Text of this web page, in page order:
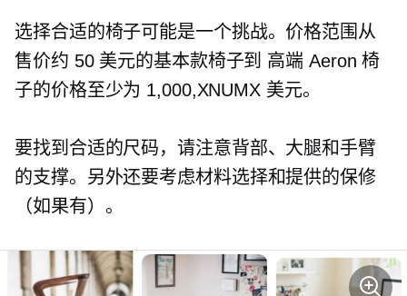
选择合适的椅子可能是一个挑战。价格范围从
售价约 50 美元的基本款椅子到 高端 Aeron 椅
子的价格至少为 1,000,​​XNUMX 美元。
要找到合适的尺码，请注意背部、大腿和手臂
的支撑。另外还要考虑材料选择和提供的保修
（如果有）。